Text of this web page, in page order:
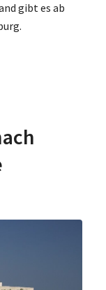
gibt es ab